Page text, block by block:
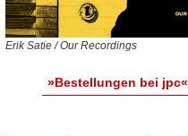
Erik Satie / Our Recordings
»Bestellungen bei jpc«